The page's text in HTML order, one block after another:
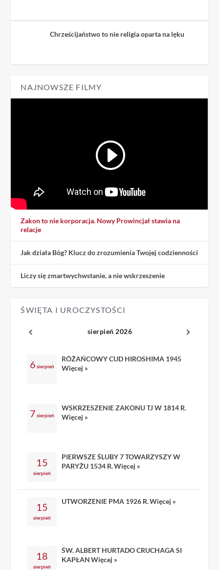
Chrześcijaństwo to nie religia oparta na lęku
NAJNOWSZE FILMY
Zakon to nie korporacja. Nowy Prowincjał stawia na
relacje
Jak działa Bóg? Klucz do zrozumienia Twojej codzienności
Liczy się zmartwychwstanie, a nie wskrzeszenie
ŚWIĘTA I UROCZYSTOŚCI
sierpień 2026
6 sierpień
RÓŻAŃCOWY CUD HIROSHIMA 1945
Więcej »
7 sierpień
WSKRZESZENIE ZAKONU TJ W 1814 R.
Więcej »
15
sierpień
PIERWSZE ŚLUBY 7 TOWARZYSZY W
PARYŻU 1534 R.Więcej »
15
sierpień
UTWORZENIE PMA 1926 R.Więcej »
18
sierpień
ŚW. ALBERT HURTADO CRUCHAGA SI
KAPŁAN Więcej »